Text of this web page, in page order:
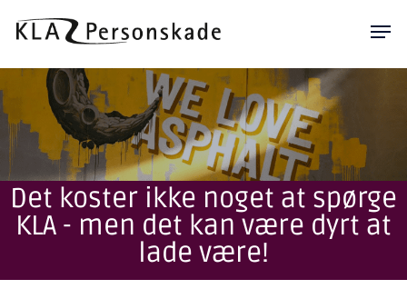
Det koster ikke noget at spørge
KLA - men det kan være dyrt at
lade være!